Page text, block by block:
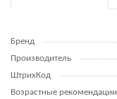
Бренд
Производитель
ШтрихКод
Возрастные рекомендации